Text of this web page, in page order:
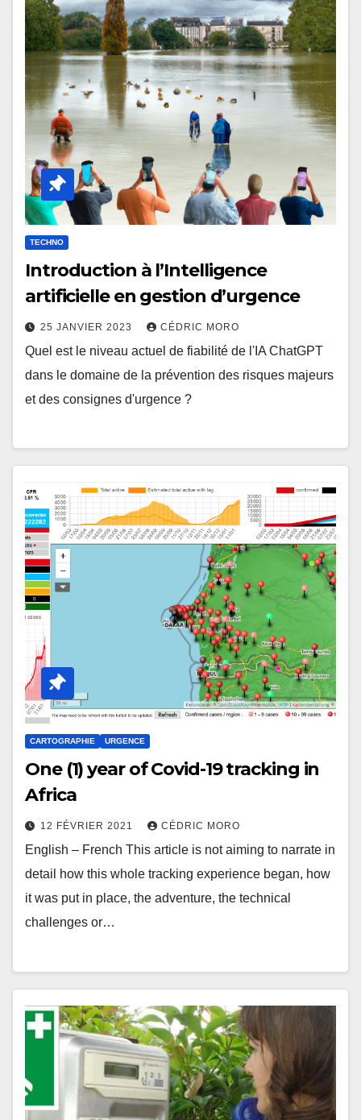
TECHNO
Introduction à l’Intelligence
artificielle en gestion d’urgence
25 JANVIER 2023 CÉDRIC MORO
Quel est le niveau actuel de fiabilité de l'IA ChatGPT
dans le domaine de la prévention des risques majeurs
et des consignes d'urgence ?
CARTOGRAPHIE URGENCE
One (1) year of Covid-19 tracking in
Africa
12 FÉVRIER 2021 CÉDRIC MORO
English – French This article is not aiming to narrate in
detail how this whole tracking experience began, how
it was put in place, the adventure, the technical
challenges or…